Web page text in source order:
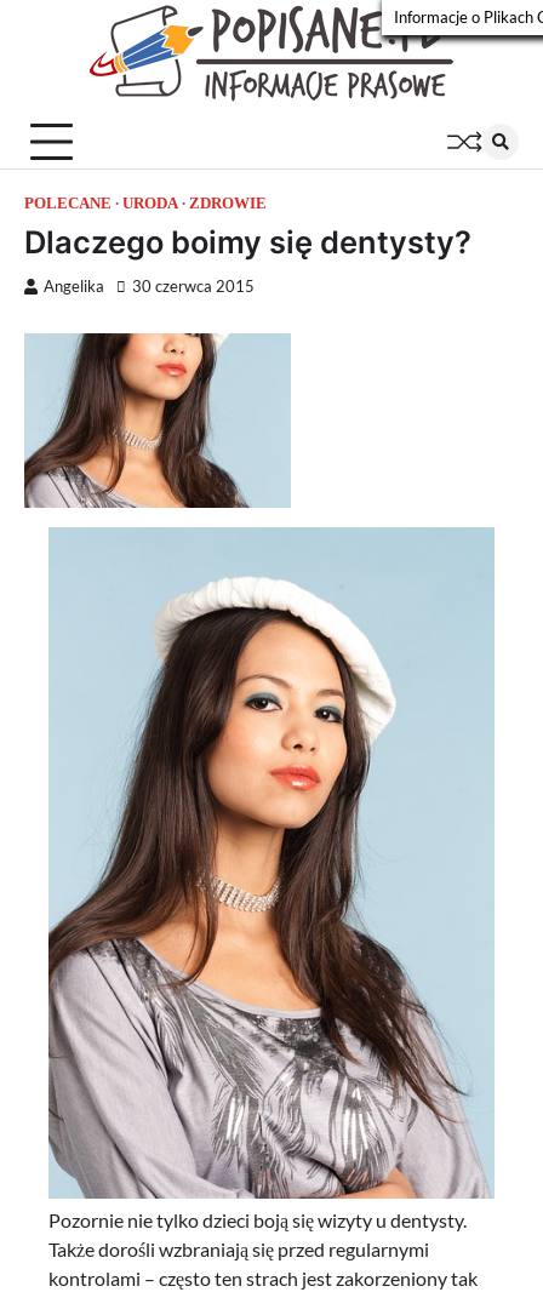
POLECANE URODA ZDROWIE
Dlaczego boimy się dentysty?
Angelika 30 czerwca 2015
Pozornie nie tylko dzieci boją się wizyty u dentysty.
Także dorośli wzbraniają się przed regularnymi
kontrolami – często ten strach jest zakorzeniony tak
Informacje o Plikach